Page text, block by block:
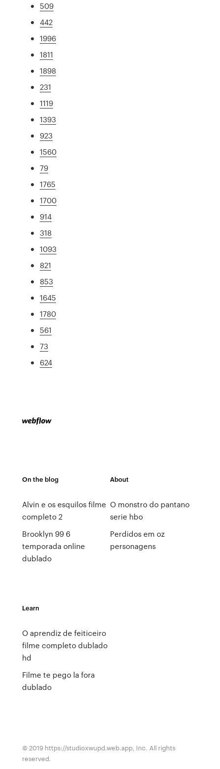
509
442
1996
1811
1898
231
1119
1393
923
1560
79
1765
1700
914
318
1093
821
853
1645
1780
561
73
624
On the blog
Alvin e os esquilos filme
completo 2
Brooklyn 99 6
temporada online
dublado
About
O monstro do pantano
serie hbo
Perdidos em oz
personagens
Learn
O aprendiz de feiticeiro
filme completo dublado
hd
Filme te pego la fora
dublado
© 2019 https://studioxwupd.web.app, Inc. All rights
reserved.